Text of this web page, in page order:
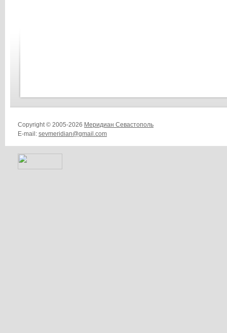
Copyright © 2005-2026 Меридиан Севастополь
E-mail: sevmeridian@gmail.com